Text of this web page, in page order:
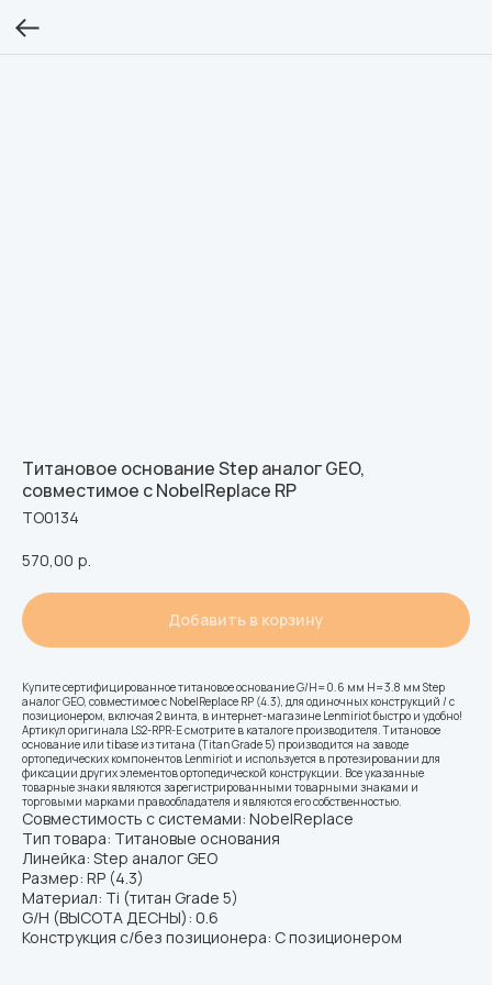
Титановое основание Step аналог GEO,
совместимое с NobelReplace RP
ТО0134
570,00 р.
Добавить в корзину
Купите сертифицированное титановое основание G/H=0.6 мм H=3.8 мм Step
аналог GEO, совместимое с NobelReplace RP (4.3), для одиночных конструкций / с
позиционером, включая 2 винта, в интернет-магазине Lenmiriot быстро и удобно!
Артикул оригинала LS2-RPR-E смотрите в каталоге производителя. Титановое
основание или tibase из титана (Titan Grade 5) производится на заводе
ортопедических компонентов Lenmiriot и используется в протезировании для
фиксации других элементов ортопедической конструкции. Все указанные
товарные знаки являются зарегистрированными товарными знаками и
торговыми марками правообладателя и являются его собственностью.
Совместимость с системами: NobelReplace
Тип товара: Титановые основания
Линейка: Step аналог GEO
Размер: RP (4.3)
Материал: Ti (титан Grade 5)
G/H (ВЫСОТА ДЕСНЫ): 0.6
Конструкция с/без позиционера: С позиционером